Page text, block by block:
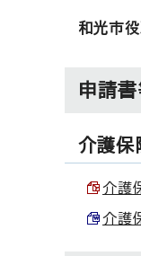
和光市
申請
介護保
介護
介護